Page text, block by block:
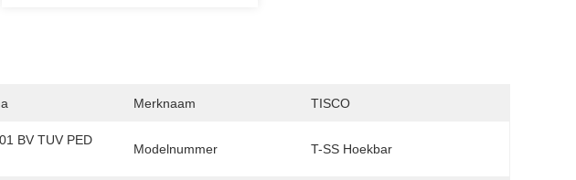
Merknaam TISCO
BV TUV PED
Modelnummer T-SS Hoekbar